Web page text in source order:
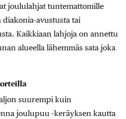
joululahjat tuntemattomille
diakonia-avustusta tai
Kaikkiaan lahjoja on annettu
alueella lähemmäs sata joka
suurempi kuin
joulupuu -keräyksen kautta